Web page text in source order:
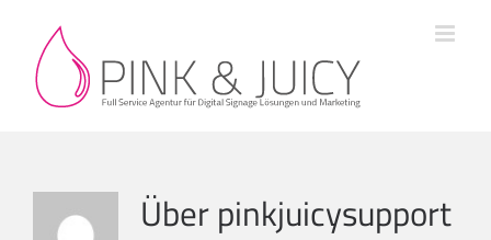
Inhalt
springen
Überpinkjuicysupport